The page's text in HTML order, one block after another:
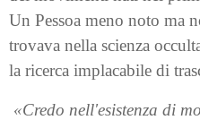
Un Pessoa meno noto ma
trovava nella scienza
la ricerca implacabile di
«Credo nell'esistenza di